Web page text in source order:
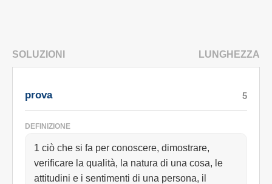
SOLUZIONI LUNGHEZZA
prova
DEFINIZIONE
1 ciò che si fa per conoscere, dimostrare,
verificare la qualità, la natura di una cosa, le
attitudini e i sentimenti di una persona, il
5